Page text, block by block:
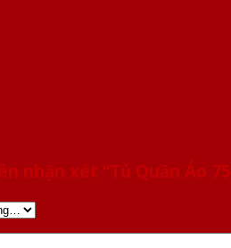
nhận xét “Tủ Quần Áo